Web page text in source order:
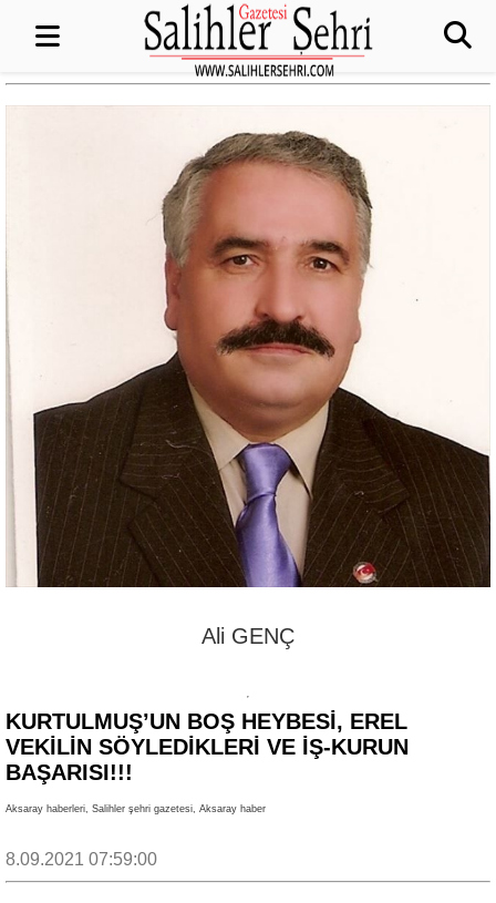
Ali GENÇ
KURTULMUŞ’UN BOŞ HEYBESİ, EREL
VEKİLİN SÖYLEDİKLERİ VE İŞ-KURUN
BAŞARISI!!!
Aksaray haberleri, Salihler şehri gazetesi, Aksaray haber
8.09.2021 07:59:00